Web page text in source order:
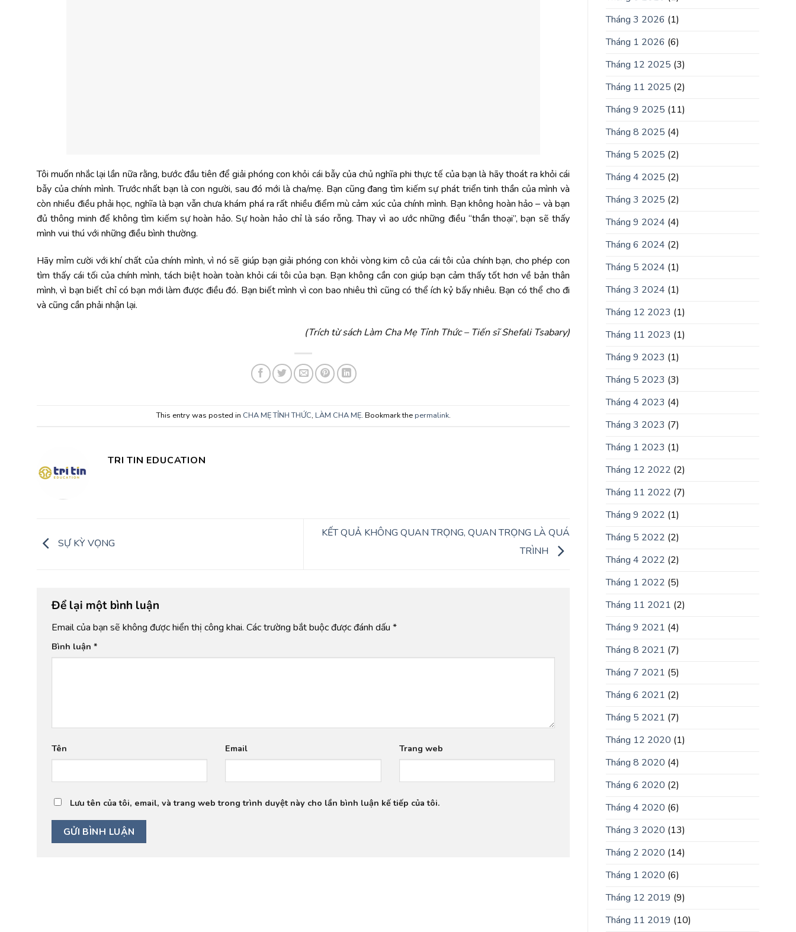
Tôi muốn nhắc lại lần nữa rằng, bước đầu tiên để giải phóng con khỏi cái bẫy của chủ nghĩa phi thực tế của bạn là hãy thoát ra khỏi cái
bẫy của chính mình. Trước nhất bạn là con người, sau đó mới là cha/mẹ. Bạn cũng đang tìm kiếm sự phát triển tinh thần của mình và
còn nhiều điều phải học, nghĩa là bạn vẫn chưa khám phá ra rất nhiều điểm mù cảm xúc của chính mình. Bạn không hoàn hảo – và bạn
đủ thông minh để không tìm kiếm sự hoàn hảo. Sự hoàn hảo chỉ là sáo rỗng. Thay vì ao ước những điều “thần thoại”, bạn sẽ thấy
mình vui thú với những điều bình thường.
Hãy mỉm cười với khí chất của chính mình, vì nó sẽ giúp bạn giải phóng con khỏi vòng kim cô của cái tôi của chính bạn, cho phép con
tìm thấy cái tối của chính mình, tách biệt hoàn toàn khỏi cái tôi của bạn. Bạn không cần con giúp bạn cảm thấy tốt hơn về bản thân
mình, vì bạn biết chỉ có bạn mới làm được điều đó. Bạn biết mình vì con bao nhiêu thì cũng có thể ích kỷ bấy nhiêu. Bạn có thể cho đi
và cũng cần phải nhận lại.
(Trích từ sách Làm Cha Mẹ Tỉnh Thức – Tiến sĩ Shefali Tsabary)
This entry was posted in CHA MẸ TỈNH THỨC, LÀM CHA MẸ. Bookmark the permalink.
TRI TIN EDUCATION
SỰ KỲ VỌNG
KẾT QUẢ KHÔNG QUAN TRỌNG, QUAN TRỌNG LÀ QUÁ
TRÌNH
Để lại một bình luận
Email của bạn sẽ không được hiển thị công khai. Các trường bắt buộc được đánh dấu *
Bình luận *
Tên Email Trang web
Lưu tên của tôi, email, và trang web trong trình duyệt này cho lần bình luận kế tiếp của tôi.
Tháng 3 2026 (1)
Tháng 1 2026 (6)
Tháng 12 2025 (3)
Tháng 11 2025 (2)
Tháng 9 2025 (11)
Tháng 8 2025 (4)
Tháng 5 2025 (2)
Tháng 4 2025 (2)
Tháng 3 2025 (2)
Tháng 9 2024 (4)
Tháng 6 2024 (2)
Tháng 5 2024 (1)
Tháng 3 2024 (1)
Tháng 12 2023 (1)
Tháng 11 2023 (1)
Tháng 9 2023 (1)
Tháng 5 2023 (3)
Tháng 4 2023 (4)
Tháng 3 2023 (7)
Tháng 1 2023 (1)
Tháng 12 2022 (2)
Tháng 11 2022 (7)
Tháng 9 2022 (1)
Tháng 5 2022 (2)
Tháng 4 2022 (2)
Tháng 1 2022 (5)
Tháng 11 2021 (2)
Tháng 9 2021 (4)
Tháng 8 2021 (7)
Tháng 7 2021 (5)
Tháng 6 2021 (2)
Tháng 5 2021 (7)
Tháng 12 2020 (1)
Tháng 8 2020 (4)
Tháng 6 2020 (2)
Tháng 4 2020 (6)
Tháng 3 2020 (13)
Tháng 2 2020 (14)
Tháng 1 2020 (6)
Tháng 12 2019 (9)
Tháng 11 2019 (10)